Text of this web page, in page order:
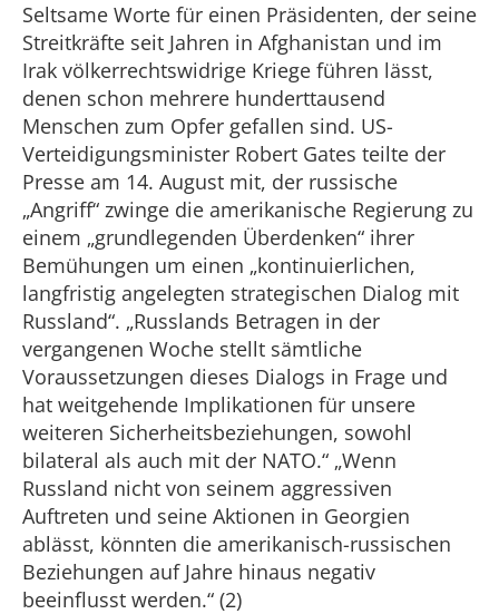
Seltsame Worte für einen Präsidenten, der seine
Streitkräfte seit Jahren in Afghanistan und im
Irak völkerrechtswidrige Kriege führen lässt,
denen schon mehrere hunderttausend
Menschen zum Opfer gefallen sind. US-
Verteidigungsminister Robert Gates teilte der
Presse am 14. August mit, der russische
„Angriff“ zwinge die amerikanische Regierung zu
einem „grundlegenden Überdenken“ ihrer
Bemühungen um einen „kontinuierlichen,
langfristig angelegten strategischen Dialog mit
Russland“. „Russlands Betragen in der
vergangenen Woche stellt sämtliche
Voraussetzungen dieses Dialogs in Frage und
hat weitgehende Implikationen für unsere
weiteren Sicherheitsbeziehungen, sowohl
bilateral als auch mit der NATO.“ „Wenn
Russland nicht von seinem aggressiven
Auftreten und seine Aktionen in Georgien
ablässt, könnten die amerikanisch-russischen
Beziehungen auf Jahre hinaus negativ
beeinflusst werden.“ (2)